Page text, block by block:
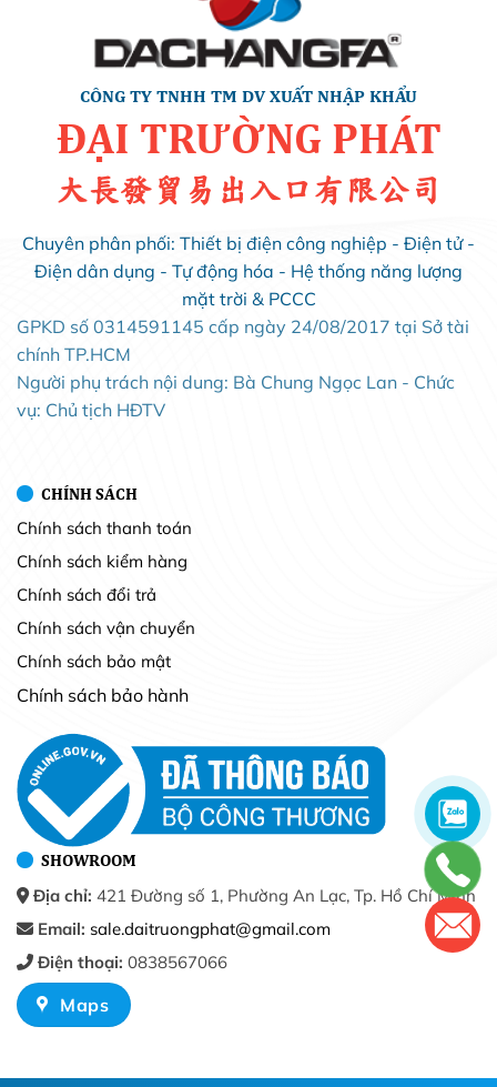
CÔNG TY TNHH TM DV XUẤT NHẬP KHẨU
ĐẠI TRƯỜNG PHÁT
大長發貿易出入口有限公司
Chuyên phân phối: Thiết bị điện công nghiệp - Điện tử -
Điện dân dụng - Tự động hóa - Hệ thống năng lượng
mặt trời & PCCC
GPKD số 0314591145 cấp ngày 24/08/2017 tại Sở tài
chính TP.HCM
Người phụ trách nội dung: Bà Chung Ngọc Lan - Chức
vụ: Chủ tịch HĐTV
CHÍNH SÁCH
Chính sách thanh toán
Chính sách kiểm hàng
Chính sách đổi trả
Chính sách vận chuyển
Chính sách bảo mật
Chính sách bảo hành
SHOWROOM
Địa chỉ: 421 Đường số 1, Phường An Lạc, Tp. Hồ Chí Minh
Email: sale.daitruongphat@gmail.com
Điện thoại: 0838567066
Maps